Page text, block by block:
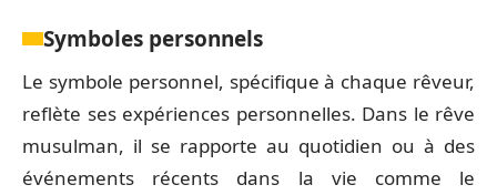
Symboles personnels
Le symbole personnel, spécifique à chaque rêveur,
reflète ses expériences personnelles. Dans le rêve
musulman, il se rapporte au quotidien ou à des
événements récents dans la vie comme le